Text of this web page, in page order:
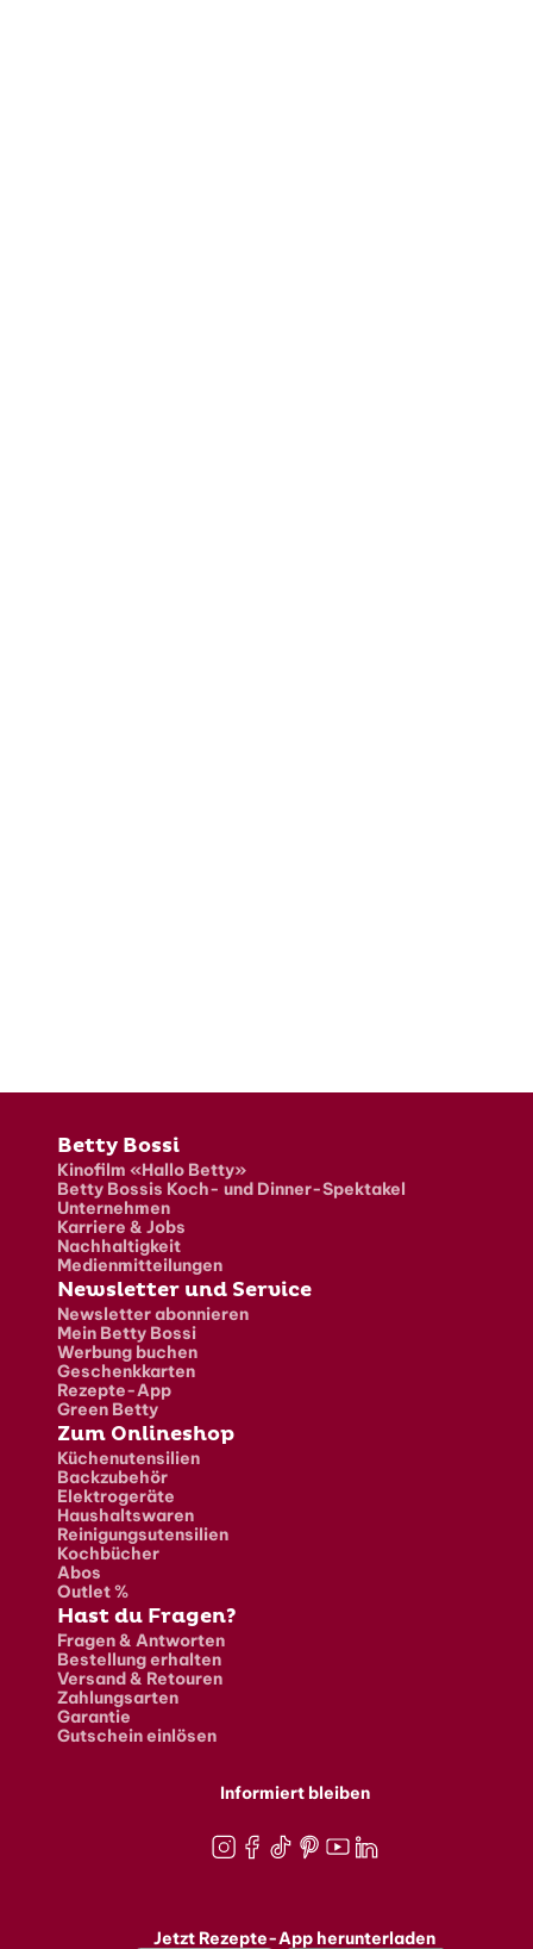
Fusszeile
Betty Bossi
Kinofilm «Hallo Betty»
Betty Bossis Koch- und Dinner-Spektakel
Unternehmen
Karriere & Jobs
Nachhaltigkeit
Medienmitteilungen
Newsletter und Service
Newsletter abonnieren
Mein Betty Bossi
Werbung buchen
Geschenkkarten
Rezepte-App
Green Betty
Zum Onlineshop
Küchenutensilien
Backzubehör
Elektrogeräte
Haushaltswaren
Reinigungsutensilien
Kochbücher
Abos
Outlet %
Hast du Fragen?
Fragen & Antworten
Bestellung erhalten
Versand & Retouren
Zahlungsarten
Garantie
Gutschein einlösen
Informiert bleiben
Jetzt Rezepte-App herunterladen